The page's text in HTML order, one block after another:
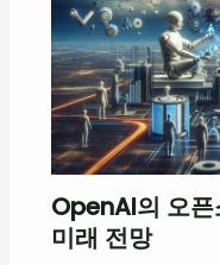
OpenAI의 오픈
미래 전망